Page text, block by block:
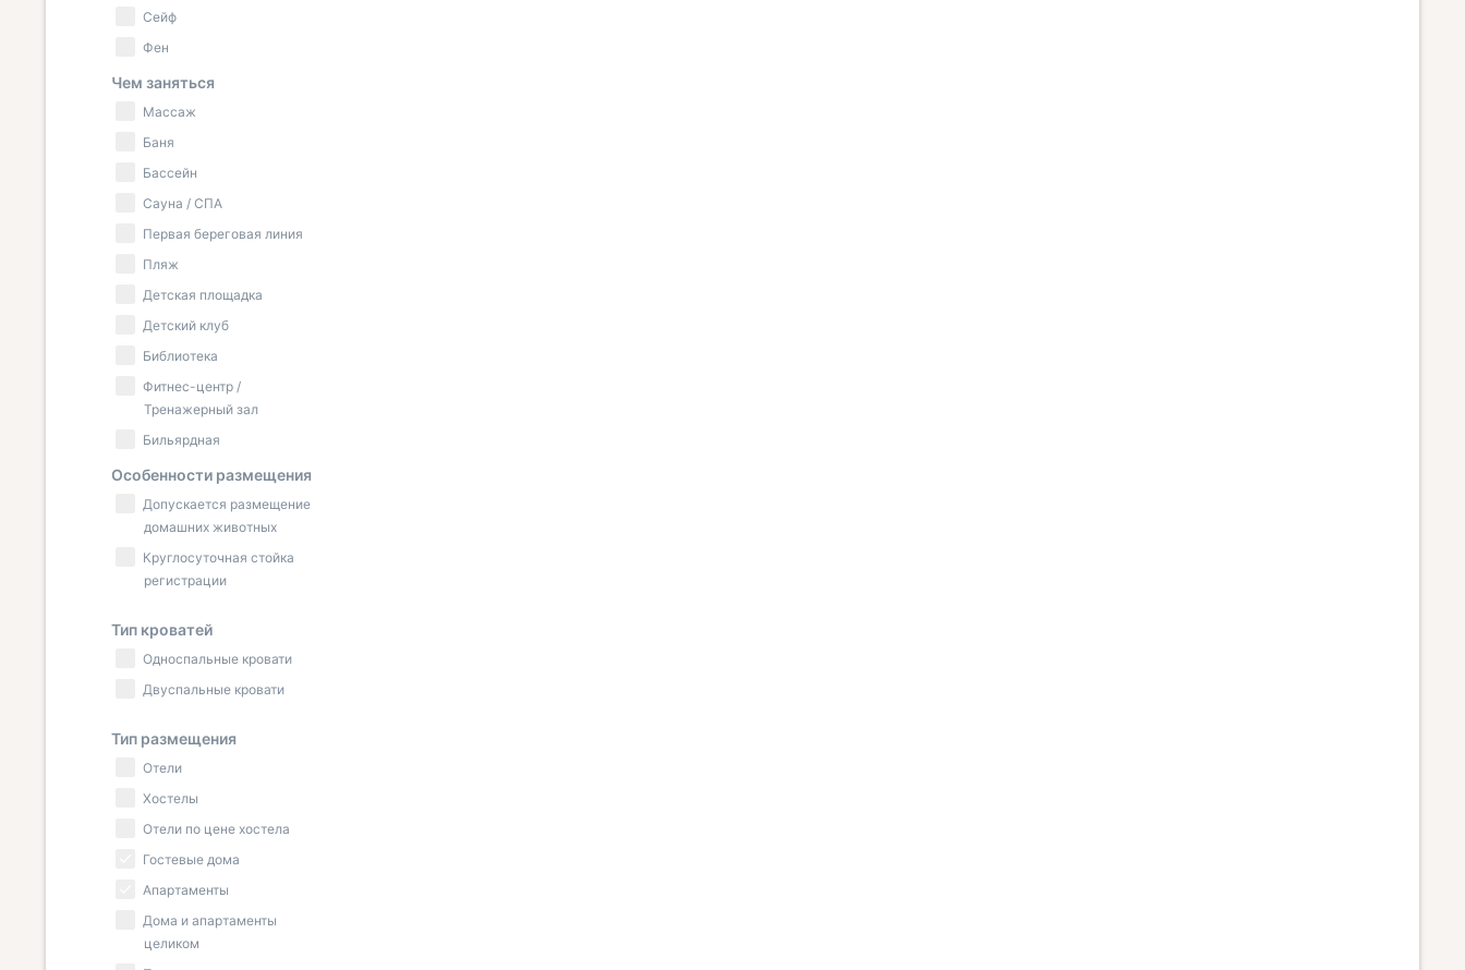
Сейф
Фен
Чем заняться
Массаж
Баня
Бассейн
Сауна / СПА
Первая береговая линия
Пляж
Детская площадка
Детский клуб
Библиотека
Фитнес-центр /
Тренажерный зал
Бильярдная
Особенности размещения
Допускается размещение
домашних животных
Круглосуточная стойка
регистрации
Тип кроватей
Односпальные кровати
Двуспальные кровати
Тип размещения
Отели
Хостелы
Отели по цене хостела
Гостевые дома
Апартаменты
Дома и апартаменты
целиком